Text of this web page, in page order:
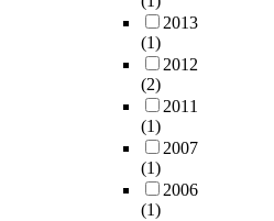
2013
(1)
2012
(2)
2011
(1)
2007
(1)
2006
(1)